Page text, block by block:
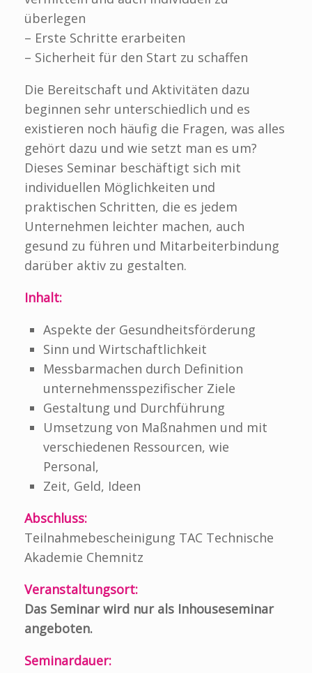
überlegen
– Erste Schritte erarbeiten
– Sicherheit für den Start zu schaffen
Die Bereitschaft und Aktivitäten dazu
beginnen sehr unterschiedlich und es
existieren noch häufig die Fragen, was alles
gehört dazu und wie setzt man es um?
Dieses Seminar beschäftigt sich mit
individuellen Möglichkeiten und
praktischen Schritten, die es jedem
Unternehmen leichter machen, auch
gesund zu führen und Mitarbeiterbindung
darüber aktiv zu gestalten.
Inhalt:
Aspekte der Gesundheitsförderung
Sinn und Wirtschaftlichkeit
Messbarmachen durch Definition
unternehmensspezifischer Ziele
Gestaltung und Durchführung
Umsetzung von Maßnahmen und mit
verschiedenen Ressourcen, wie
Personal,
Zeit, Geld, Ideen
Abschluss:
Teilnahmebescheinigung TAC Technische
Akademie Chemnitz
Veranstaltungsort:
Das Seminar wird nur als Inhouseseminar
angeboten.
Seminardauer: